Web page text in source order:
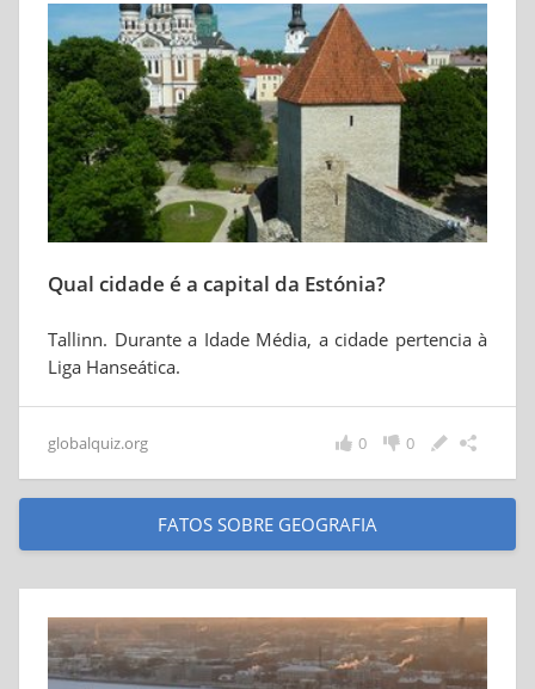
Qual cidade é a capital da Estónia?
Tallinn. Durante a Idade Média, a cidade pertencia à
Liga Hanseática.
globalquiz.org 0
0
FATOS SOBRE GEOGRAFIA